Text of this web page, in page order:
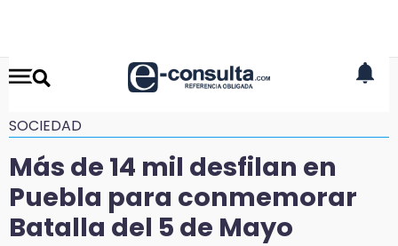
SOCIEDAD
Más de 14 mil desfilan en
Puebla para conmemorar
Batalla del 5 de Mayo